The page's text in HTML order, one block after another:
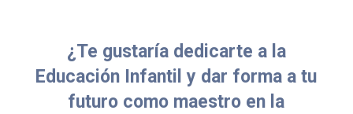
¿Te gustaría dedicarte a la
Educación Infantil y dar forma a tu
futuro como maestro en la